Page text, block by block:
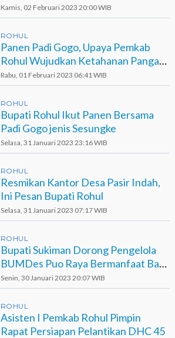
Kamis, 02 Februari 2023 20:00 WIB
ROHUL
Panen Padi Gogo, Upaya Pemkab
Rohul Wujudkan Ketahanan Pangan
dan Pengendalian Inflasi
Rabu, 01 Februari 2023 06:41 WIB
ROHUL
Bupati Rohul Ikut Panen Bersama
Padi Gogo jenis Sesungke
Selasa, 31 Januari 2023 23:16 WIB
ROHUL
Resmikan Kantor Desa Pasir Indah,
Ini Pesan Bupati Rohul
Selasa, 31 Januari 2023 07:17 WIB
ROHUL
Bupati Sukiman Dorong Pengelola
BUMDes Puo Raya Bermanfaat Bagi
Ekonomi Masyarakat
Senin, 30 Januari 2023 20:07 WIB
ROHUL
Asisten I Pemkab Rohul Pimpin
Rapat Persiapan Pelantikan DHC 45